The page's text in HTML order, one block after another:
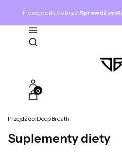
Trenuj i jedz dobrze.Sprawdź
Otwórz wyszukiwarkę
Produkty w koszyku: 0.
Przejdź do: Deep Breath
Suplementy diety